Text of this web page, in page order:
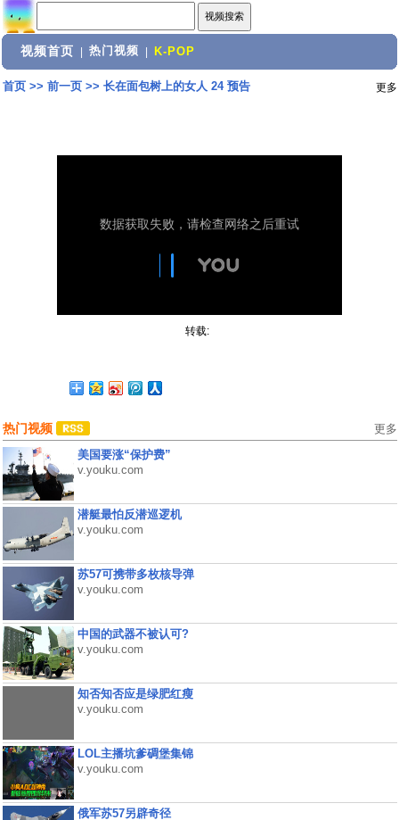
视频首页 热门视频 K-POP
首页>> 前一页>> 长在面包树上的女人 24 预告 更多
转载:
热门视频 更多
美国要涨“保护费”
v.youku.com
潜艇最怕反潜巡逻机
v.youku.com
苏57可携带多枚核导弹
v.youku.com
中国的武器不被认可?
v.youku.com
知否知否应是绿肥红瘦
v.youku.com
LOL主播坑爹碉堡集锦
v.youku.com
俄军苏57另辟奇径